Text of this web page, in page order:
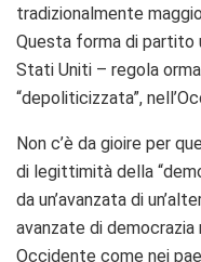
tradizionalmente
Questa forma di partito
Stati Uniti – regola
“depoliticizzata”,
Non c’è da gioire per
di legittimità della
da un’avanzata di
avanzate di
Occidente come nei